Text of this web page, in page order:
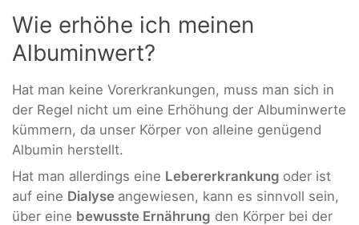
Wie erhöhe ich meinen
Albuminwert?
Hat man keine Vorerkrankungen, muss man sich in
der Regel nicht um eine Erhöhung der Albuminwerte
kümmern, da unser Körper von alleine genügend
Albumin herstellt.
Hat man allerdings eine Lebererkrankung oder ist
auf eine Dialyse angewiesen, kann es sinnvoll sein,
über eine bewusste Ernährung den Körper bei der